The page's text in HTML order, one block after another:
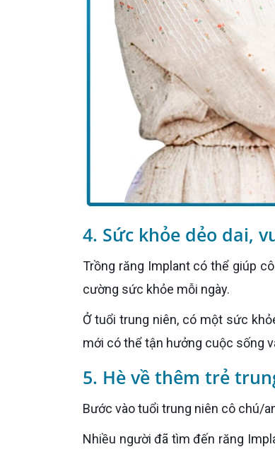
4. Sức khỏe dẻo dai,
Trồng răng Implant có thể giúp cô chú/anh chị ăn nhai ngon miệng hơn từ đó cải thiện hệ tiêu hóa, tăng
cường sức khỏe mỗi ngày.
Ở tuổi trung niên, có một sức khỏe tốt luôn là điều quý giá nhất. Chỉ khi có sức khỏe tốt cô chú/anh chị
mới có thể tận hưởng cuộc sống
5. Hè về thêm trẻ
Bước vào tuổi trung niên cô chú/
Nhiều người đã tìm đến răng Implant để ăn nhai ngon miệng và hơn hết là có thể lấy lại sự trẻ trung như